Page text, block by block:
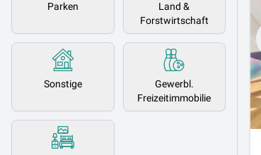
Parken
Land &
Forstwirtschaft
Sonstige
Gewerbl.
Freizeitimmobilie